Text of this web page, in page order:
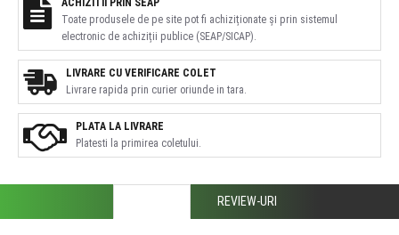
PLATA LA LIVRARE
Platesti la primirea coletului.
LIVRARE CU VERIFICARE COLET
Livrare rapida prin curier oriunde in tara.
ACHIZITII PRIN SEAP
Toate produsele de pe site pot fi achiziționate și prin sistemul
electronic de achiziții publice (SEAP/SICAP).
REVIEW-URI